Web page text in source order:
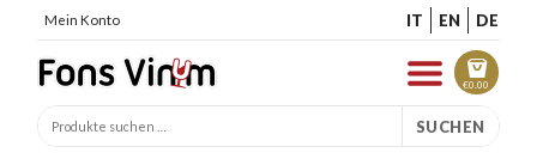
Mein Konto IT EN DE
€0.00
SUCHEN